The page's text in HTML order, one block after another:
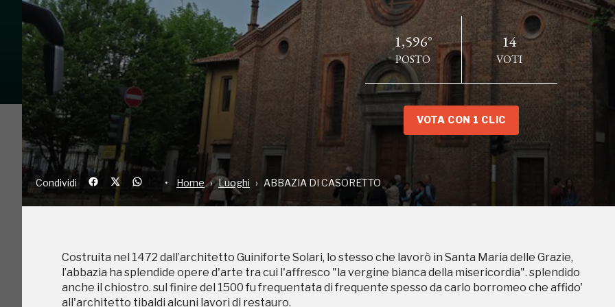
1,596°
POSTO
14
VOTI
VOTA CON 1 CLIC
Condividi Home Luoghi ABBAZIA DI CASORETTO
Costruita nel 1472 dall’architetto Guiniforte Solari, lo stesso che lavorò in Santa Maria delle Grazie,
l’abbazia ha splendide opere d'arte tra cui l'affresco "la vergine bianca della misericordia". splendido
anche il chiostro. sul finire del 1500 fu frequentata di frequente spesso da carlo borromeo che affido'
all'architetto tibaldi alcuni lavori di restauro.
Condividi Home ABBAZIA DI CASORETTO
Campagne in corso in questo